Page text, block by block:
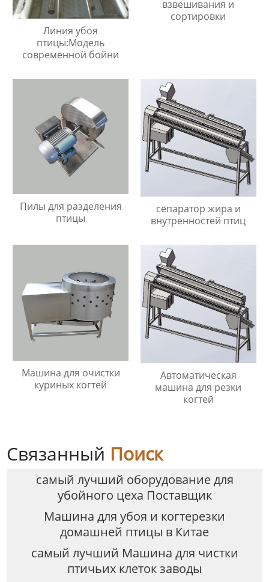
Линия убоя
птицы:Модель
современной бойни
взвешивания и
сортировки
Пилы для разделения
птицы
сепаратор жира и
внутренностей птиц
Машина для очистки
куриных когтей
Автоматическая
машина для резки
когтей
Связанный Поиск
самый лучший оборудование для
убойного цеха Поставщик
Машина для убоя и когтерезки
домашней птицы в Китае
самый лучший Машина для чистки
птичьих клеток заводы